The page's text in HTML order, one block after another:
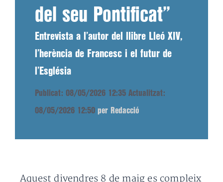
del seu Pontificat”
Entrevista a l’autor del llibre Lleó XIV,
l’herència de Francesc i el futur de
l’Església
Publicat: 08/05/2026 12:35 Actualitzat:
08/05/2026 12:50 per Redacció
Aquest divendres 8 de maig es compleix